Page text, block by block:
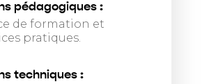
pédagogiques :
de formation et
pratiques.
techniques :